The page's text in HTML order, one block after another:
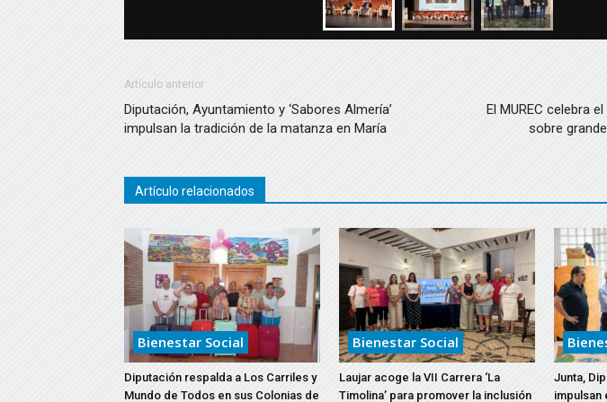
Artículo anterior
Diputación, Ayuntamiento y ‘Sabores Almería’
impulsan la tradición de la matanza en María
El MUREC celebra
sobre
Artículo relacionados
Bienestar Social
Diputación respalda a Los Carriles y
Mundo de Todos en sus Colonias de
Bienestar Social
Laujar acoge la VII Carrera ‘La
Timolina’ para promover la inclusión
Junta,
impulsan